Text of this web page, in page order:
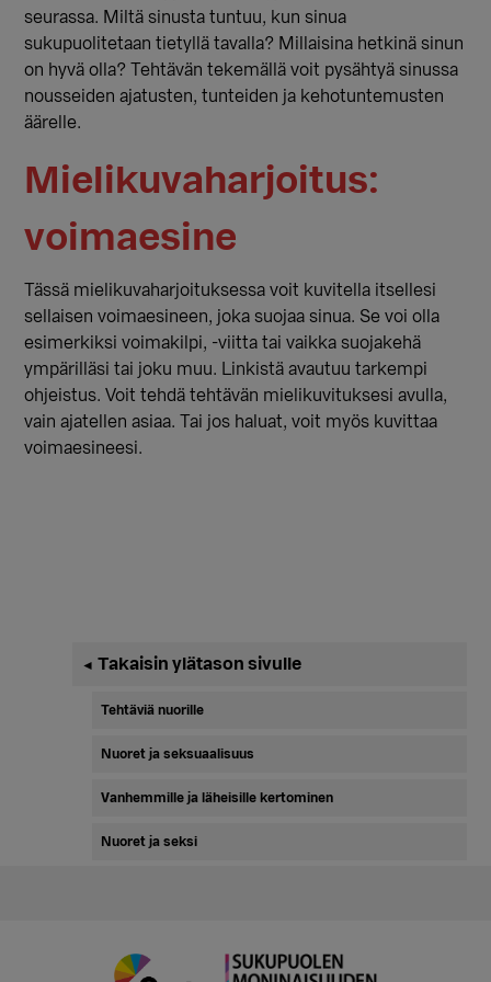
seurassa. Miltä sinusta tuntuu, kun sinua
sukupuolitetaan tietyllä tavalla? Millaisina hetkinä sinun
on hyvä olla? Tehtävän tekemällä voit pysähtyä sinussa
nousseiden ajatusten, tunteiden ja kehotuntemusten
äärelle.
Mielikuvaharjoitus:
voimaesine
Tässä mielikuvaharjoituksessa voit kuvitella itsellesi
sellaisen voimaesineen, joka suojaa sinua. Se voi olla
esimerkiksi voimakilpi, -viitta tai vaikka suojakehä
ympärilläsi tai joku muu. Linkistä avautuu tarkempi
ohjeistus. Voit tehdä tehtävän mielikuvituksesi avulla,
vain ajatellen asiaa. Tai jos haluat, voit myös kuvittaa
voimaesineesi.
Ensisijainen
sivupalkki
◄ Takaisin ylätason sivulle
Tehtäviä nuorille
Nuoret ja seksuaalisuus
Vanhemmille ja läheisille kertominen
Nuoret ja seksi